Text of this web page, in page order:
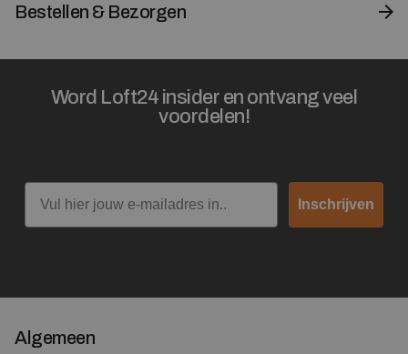
Bestellen & Bezorgen
Word Loft24 insider en ontvang veel
voordelen!
Email
Inschrijven
Algemeen